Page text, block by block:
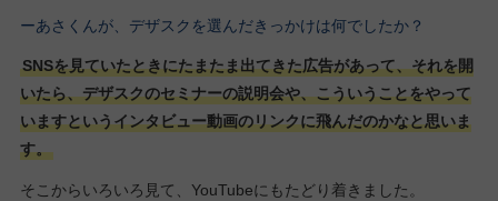
ーあさくんが、デザスクを選んだきっかけは何でしたか？
SNSを見ていたときにたまたま出てきた広告があって、それを開
いたら、デザスクのセミナーの説明会や、こういうことをやって
いますというインタビュー動画のリンクに飛んだのかなと思いま
す。
そこからいろいろ見て、YouTubeにもたどり着きました。